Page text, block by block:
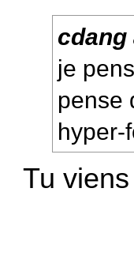
cdang
je
pense
hyper-
Tu